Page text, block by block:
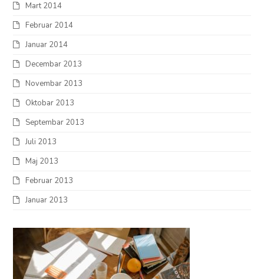
Mart 2014
Februar 2014
Januar 2014
Decembar 2013
Novembar 2013
Oktobar 2013
Septembar 2013
Juli 2013
Maj 2013
Februar 2013
Januar 2013